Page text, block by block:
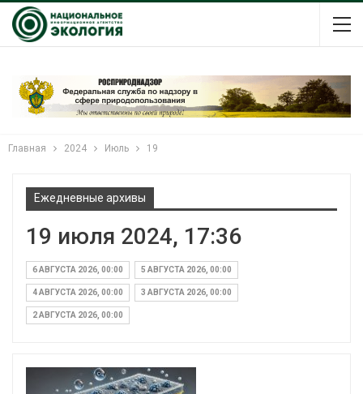
Главная 2024 Июль 19
Ежедневные архивы
19 июля 2024, 17:36
6 АВГУСТА 2026, 00:00 5 АВГУСТА 2026, 00:00
4 АВГУСТА 2026, 00:00 3 АВГУСТА 2026, 00:00
2 АВГУСТА 2026, 00:00